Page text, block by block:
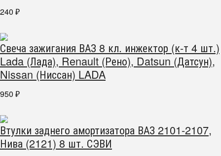
240 ₽
Свеча зажигания ВАЗ 8 кл. инжектор (к-т 4 шт.)
Lada (Лада), Renault (Рено), Datsun (Датсун),
Nissan (Ниссан) LADA
950 ₽
Втулки заднего амортизатора ВАЗ 2101-2107,
Нива (2121) 8 шт. СЭВИ